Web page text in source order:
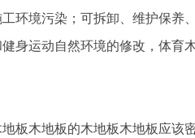
环境污染；可拆卸、维护保养
身运动自然环境的修改，体育
木地板的木地板木地板应该